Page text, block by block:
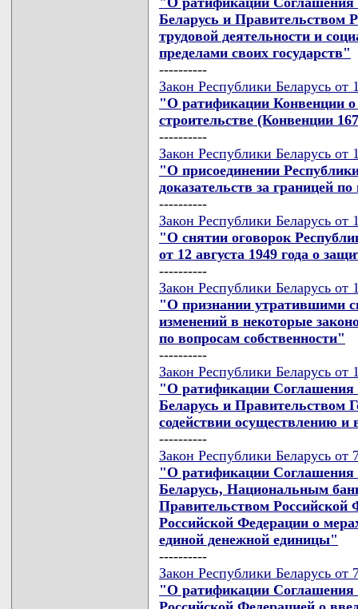
Беларусь и Правительством
трудовой деятельности и
пределами своих государств"
----------
Закон Республики Беларусь
"О ратификации Конвенции о
строительстве (Конвенции
----------
Закон Республики Беларусь
"О присоединении
доказательств за границей
----------
Закон Республики Беларусь
"О снятии оговорок
от 12 августа 1949 года о
----------
Закон Республики Беларусь
"О признании утратившими
изменений в некоторые
по вопросам собственности"
----------
Закон Республики Беларусь
"О ратификации Соглашения
Беларусь и Правительством
содействии осуществлению
----------
Закон Республики Беларусь
"О ратификации Соглашения
Беларусь, Национальным
Правительством
Российской Федерации о
единой денежной единицы"
----------
Закон Республики Беларусь
"О ратификации Соглашения